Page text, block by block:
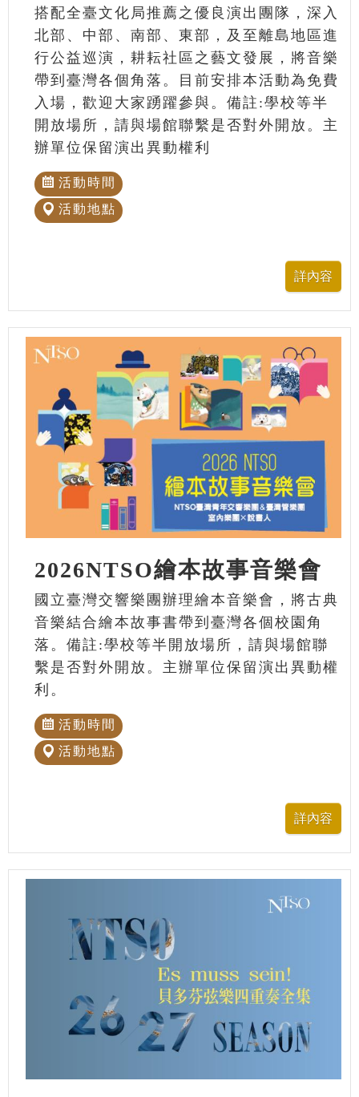
搭配全臺文化局推薦之優良演出團隊，深入
北部、中部、南部、東部，及至離島地區進
行公益巡演，耕耘社區之藝文發展，將音樂
帶到臺灣各個角落。目前安排本活動為免費
入場，歡迎大家踴躍參與。備註:學校等半
開放場所，請與場館聯繫是否對外開放。主
辦單位保留演出異動權利
活動時間
活動地點
2026NTSO繪本故事音樂會
國立臺灣交響樂團辦理繪本音樂會，將古典
音樂結合繪本故事書帶到臺灣各個校園角
落。備註:學校等半開放場所，請與場館聯
繫是否對外開放。主辦單位保留演出異動權
利。
活動時間
活動地點